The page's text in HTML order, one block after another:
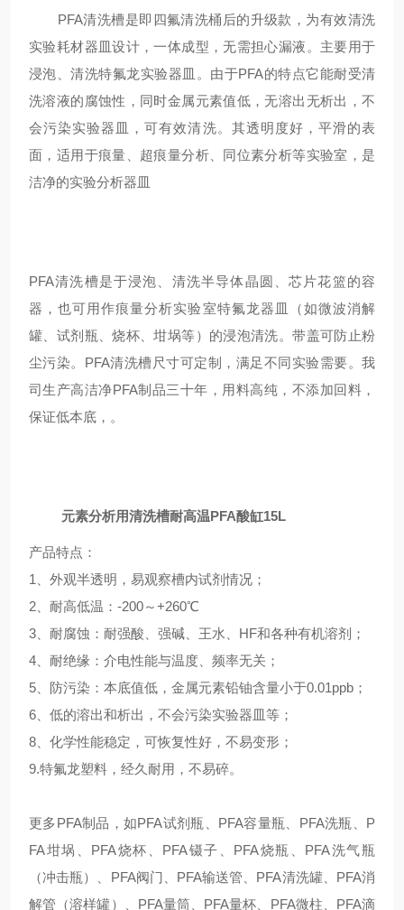
PFA清洗槽是即四氟清洗桶后的升级款， 为有效清洗
实验耗材器皿设计 ，一体成型，无需担心漏液。主要用于
浸泡、清洗特氟龙实验器皿 。由于PFA的特点它能耐受清
洗溶液的腐蚀性，同时金属元素值低，无溶出无析出，不
会污染实验器皿，可有效清洗。 其透明度好，平滑的表
面 ， 适用于痕量、超痕量分析、同位素分析等实验室，是
洁净的实验分析器皿
PFA清洗槽是于浸泡、清洗半导体晶圆、芯片花篮的容
器，也可用作痕量分析实验室特氟龙器皿（如微波消解
罐、试剂瓶、烧杯、坩埚等）的浸泡清洗。带盖可防止粉
尘污染。PFA清洗槽尺寸可定制，满足不同实验需要。 我
司生产高洁净PFA制品三十年，用料高纯，不添加回料，
保证低本底，。
元素分析用清洗槽耐高温PFA酸缸15L
产品特点：
1、外观半透明，易观察槽内试剂情况；
2、耐高低温：-200～+260℃
3、耐腐蚀：耐强酸、强碱、王水、 HF和各种有机溶剂；
4、耐绝缘：介电性能与温度、频率无关；
5、防污染：本底值低，金属元素铅铀含量小于0.01ppb；
6、低的溶出和析出，不会污染实验器皿等；
8、化学性能稳定，可恢复性好，不易变形；
9.特氟龙塑料，经久耐用，不易碎。
更多PFA制品，如PFA试剂瓶、PFA容量瓶、PFA洗瓶、P
FA坩埚、PFA烧杯、PFA镊子、PFA烧瓶、PFA洗气瓶
（冲击瓶）、PFA阀门、PFA输送管、PFA清洗罐、PFA消
解管（溶样罐）、PFA量筒、PFA量杯、PFA微柱、PFA滴